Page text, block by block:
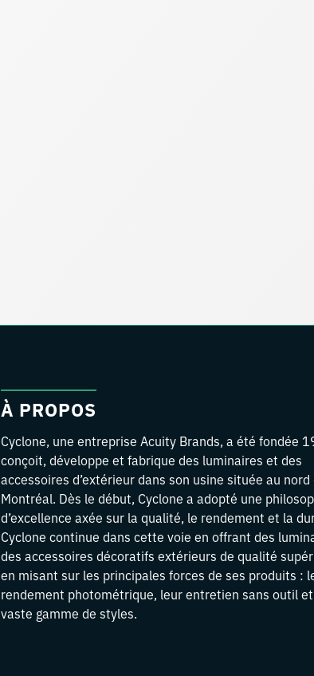
À PROPOS
Cyclone, une entreprise Acuity Brands, a été fondée
conçoit, développe et fabrique des luminaires et des
accessoires d’extérieur dans son usine située au nord
Montréal. Dès le début, Cyclone a adopté une
d’excellence axée sur la qualité, le rendement et la
Cyclone continue dans cette voie en offrant des
des accessoires décoratifs extérieurs de qualité
en misant sur les principales forces de ses produits :
rendement photométrique, leur entretien sans outil
vaste gamme de styles.